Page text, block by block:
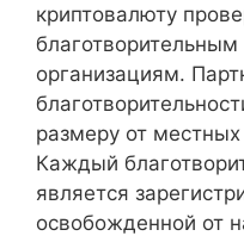
криптовалюту
организациям.
размеру от
Каждый
является
освобожденной от